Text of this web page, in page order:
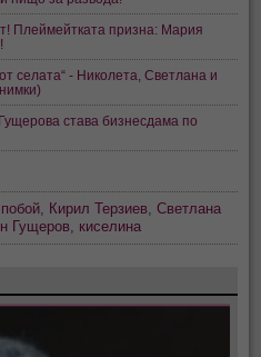
Плеймейтката призна: Мария
селата“ - Николета, Светлана и
става бизнесдама по
побой, Кирил Терзиев,Светлана
Гущеров, киселина